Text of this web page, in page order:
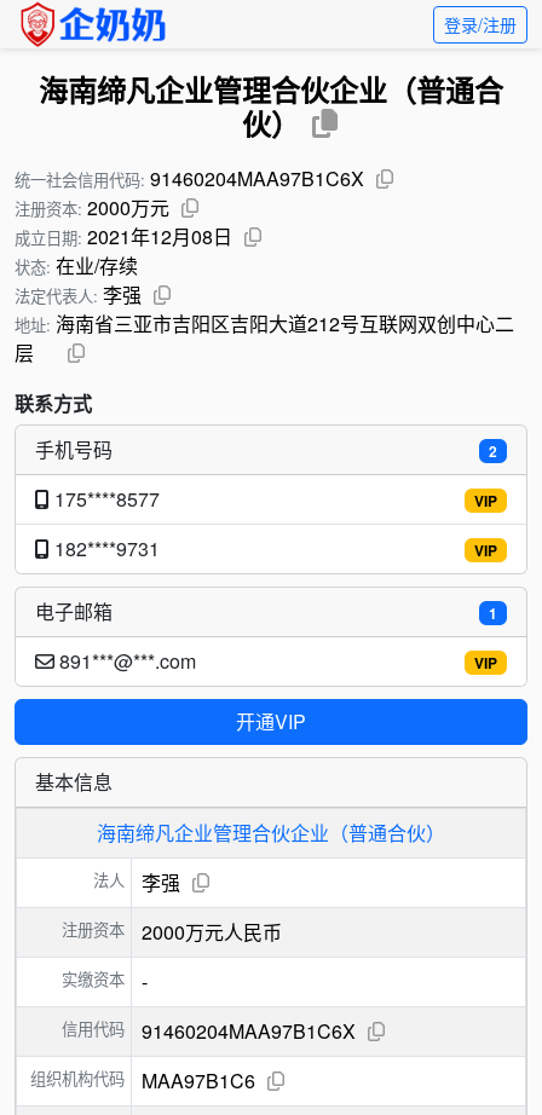
登录/注册
海南缔凡企业管理合伙企业（普通合
伙）
统一社会信用代码: 91460204MAA97B1C6X
注册资本: 2000万元
成立日期: 2021年12月08日
状态: 在业/存续
法定代表人: 李强
地址: 海南省三亚市吉阳区吉阳大道212号互联网双创中心二
层
联系方式
2
手机号码
VIP
175****8577
VIP
182****9731
1
电子邮箱
VIP
891***@***.com
开通VIP
基本信息
海南缔凡企业管理合伙企业（普通合伙）
法人 李强
注册资本 2000万元人民币
实缴资本 -
信用代码 91460204MAA97B1C6X
组织机构代码 MAA97B1C6